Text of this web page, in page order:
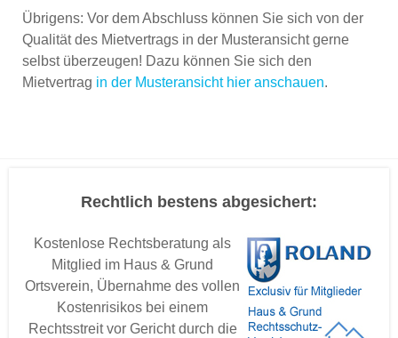
Übrigens: Vor dem Abschluss können Sie sich von der
Qualität des Mietvertrags in der Musteransicht gerne
selbst überzeugen! Dazu können Sie sich den
Mietvertrag in der Musteransicht hier anschauen.
Rechtlich bestens abgesichert:
Kostenlose Rechtsberatung als
Mitglied im Haus & Grund
Ortsverein, Übernahme des vollen
Kostenrisikos bei einem
Rechtsstreit vor Gericht durch die